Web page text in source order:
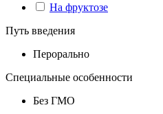
На фруктозе
Путь введения
Перорально
Специальные особенности
Без ГМО